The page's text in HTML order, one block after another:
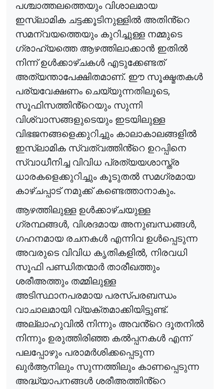
പശ്ചാത്തലത്തെയും വിശാലമായ
ഇസ്ലാമിക ചട്ടക്കൂടിനുള്ളിൽ അതിൻ്റെ
സമന്വയത്തെയും കുറിച്ചുള്ള നമ്മുടെ
ഗ്രാഹ്യത്തെ ആഴത്തിലാക്കാൻ ഇതിൽ
നിന്ന് ഉൾക്കാഴ്ചകൾ എടുക്കേണ്ടത്
അത്യന്താപേക്ഷിതമാണ്. ഈ സൂക്ഷ്മതകൾ
പര്യവേക്ഷണം ചെയ്യുന്നതിലൂടെ,
സൂഫിസത്തിൻ്റെയും സുന്നി
വിശ്വാസങ്ങളുടെയും ഇടയിലുള്ള
വിഭജനങ്ങളെക്കുറിച്ചും കാലാകാലങ്ങളിൽ
ഇസ്ലാമിക സ്വത്വത്തിൻ്റെ ഉറപ്പിനെ
സ്വാധീനിച്ച വിവിധ പ്രത്യയശാസ്ത്ര
ധാരകളെക്കുറിച്ചും കൂടുതൽ സമഗ്രമായ
കാഴ്ചപ്പാട് നമുക്ക് കണ്ടെത്താനാകും.
ആഴത്തിലുള്ള ഉൾക്കാഴ്ചയുള്ള
ഗ്രന്ഥങ്ങൾ, വിശദമായ അനുബന്ധങ്ങൾ,
ഗഹനമായ രചനകൾ എന്നിവ ഉൾപ്പെടുന്ന
അവരുടെ വിവിധ കൃതികളിൽ, നിരവധി
സൂഫി പണ്ഡിതന്മാർ താരീഖത്തും
ശരീഅത്തും തമ്മിലുള്ള
അടിസ്ഥാനപരമായ പരസ്പരബന്ധം
വാചാലമായി വ്യക്തമാക്കിയിട്ടുണ്ട്.
അല്ലാഹുവിൽ നിന്നും അവൻ്റെ ദൂതനിൽ
നിന്നും ഉരുത്തിരിഞ്ഞ കൽപ്പനകൾ എന്ന്
പലപ്പോഴും പരാമർശിക്കപ്പെടുന്ന
ഖുർആനിലും സുന്നത്തിലും കാണപ്പെടുന്ന
അദ്ധ്യാപനങ്ങൾ ശരീഅത്തിൻ്റെ